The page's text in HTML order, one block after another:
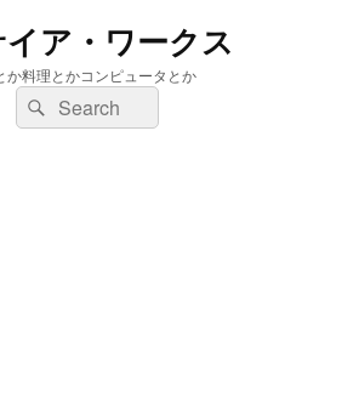
ア・ワークス
か料理とかコンピュータとか
検
索:
検
索